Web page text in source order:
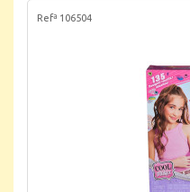
Refª 106504